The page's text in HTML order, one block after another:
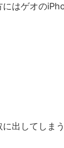
はゲオの
に出してしま